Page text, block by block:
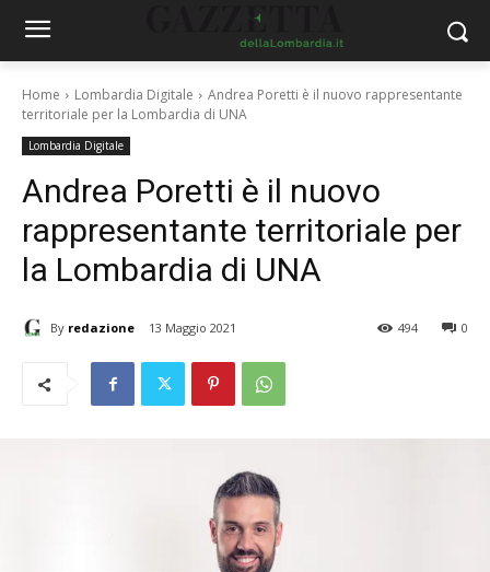
Home Lombardia Digitale
Andrea Poretti è il nuovo rappresentante
territoriale per la Lombardia di UNA
Lombardia Digitale
Andrea Poretti è il nuovo
rappresentante territoriale per
la Lombardia di UNA
By redazione 13 Maggio 2021 0
494